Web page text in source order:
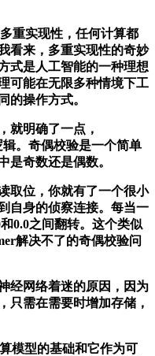
实现性，任何计算都
看来，多重实现性的奇妙
式是人工智能的一种理想
可能在无限多种情境下工
的操作方式。
明确了一点，
。奇偶校验是一个简单
是奇数还是偶数。
位，你就有了一个很小
自身的侦察连接。每当一
0.0之间翻转。这个类似
解决不了的奇偶校验问
网络着迷的原因，因为
只需在需要时增加存储，
型的基础和它作为可